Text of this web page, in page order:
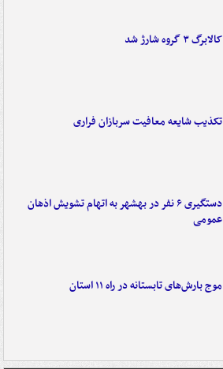
کالابرگ ۳ گروه شارژ شد
تکذیب شایعه معافیت سربازان فراری
دستگیری ۶ نفر در بهشهر به اتهام تشویش اذهان
عمومی
موج بارش‌های تابستانه در راه ۱۱ استان